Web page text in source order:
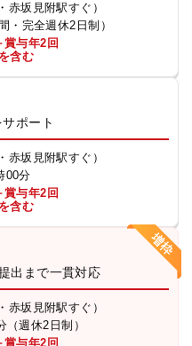
赤坂見附駅すぐ）
・完全週休2日制）
賞与年2回
含む
ポート
赤坂見附駅すぐ）
00分
賞与年2回
含む
出まで一貫対応
赤坂見附駅すぐ）
週休2日制）
賞与年2回